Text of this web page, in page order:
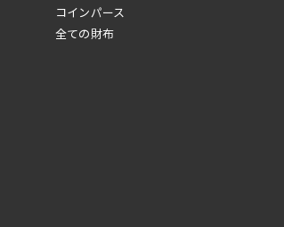
コインパース
全ての財布